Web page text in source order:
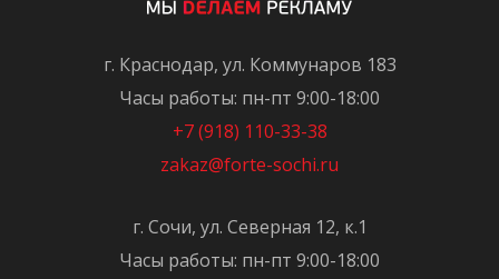
г. Краснодар, ул. Коммунаров 183
Часы работы: пн-пт 9:00-18:00
+7 (918) 110-33-38
zakaz@forte-sochi.ru
г. Сочи, ул. Северная 12, к.1
Часы работы: пн-пт 9:00-18:00